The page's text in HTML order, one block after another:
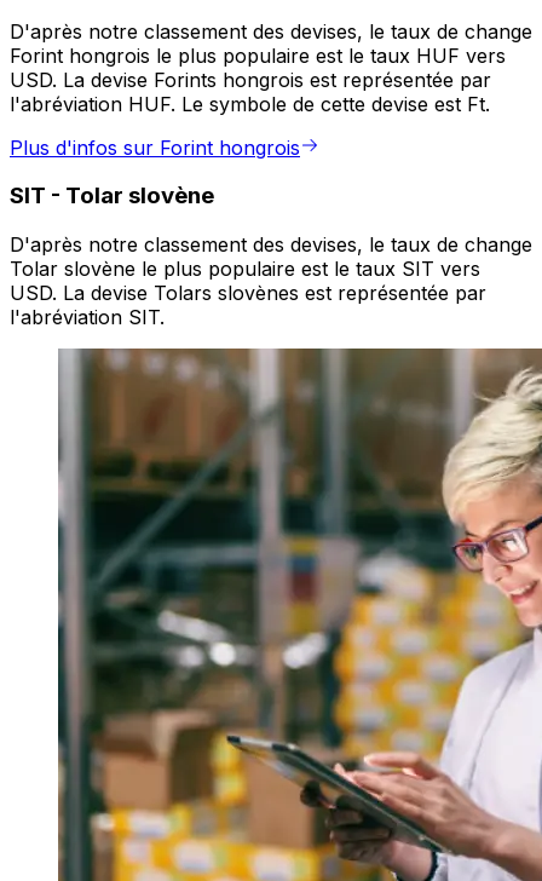
D'après notre classement des devises, le taux de change
Forint hongrois le plus populaire est le taux HUF vers
USD. La devise Forints hongrois est représentée par
l'abréviation HUF. Le symbole de cette devise est Ft.
Plus d'infos sur Forint hongrois
SIT - Tolar slovène
D'après notre classement des devises, le taux de change
Tolar slovène le plus populaire est le taux SIT vers
USD. La devise Tolars slovènes est représentée par
l'abréviation SIT.